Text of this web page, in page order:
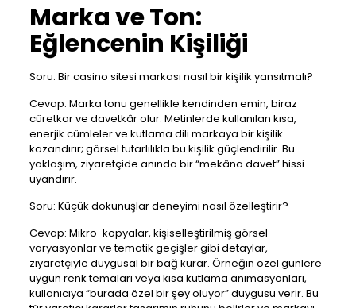
Marka ve Ton:
Eğlencenin Kişiliği
Soru: Bir casino sitesi markası nasıl bir kişilik yansıtmalı?
Cevap: Marka tonu genellikle kendinden emin, biraz
cüretkar ve davetkâr olur. Metinlerde kullanılan kısa,
enerjik cümleler ve kutlama dili markaya bir kişilik
kazandırır; görsel tutarlılıkla bu kişilik güçlendirilir. Bu
yaklaşım, ziyaretçide anında bir “mekâna davet” hissi
uyandırır.
Soru: Küçük dokunuşlar deneyimi nasıl özelleştirir?
Cevap: Mikro-kopyalar, kişiselleştirilmiş görsel
varyasyonlar ve tematik geçişler gibi detaylar,
ziyaretçiyle duygusal bir bağ kurar. Örneğin özel günlere
uygun renk temaları veya kısa kutlama animasyonları,
kullanıcıya “burada özel bir şey oluyor” duygusu verir. Bu